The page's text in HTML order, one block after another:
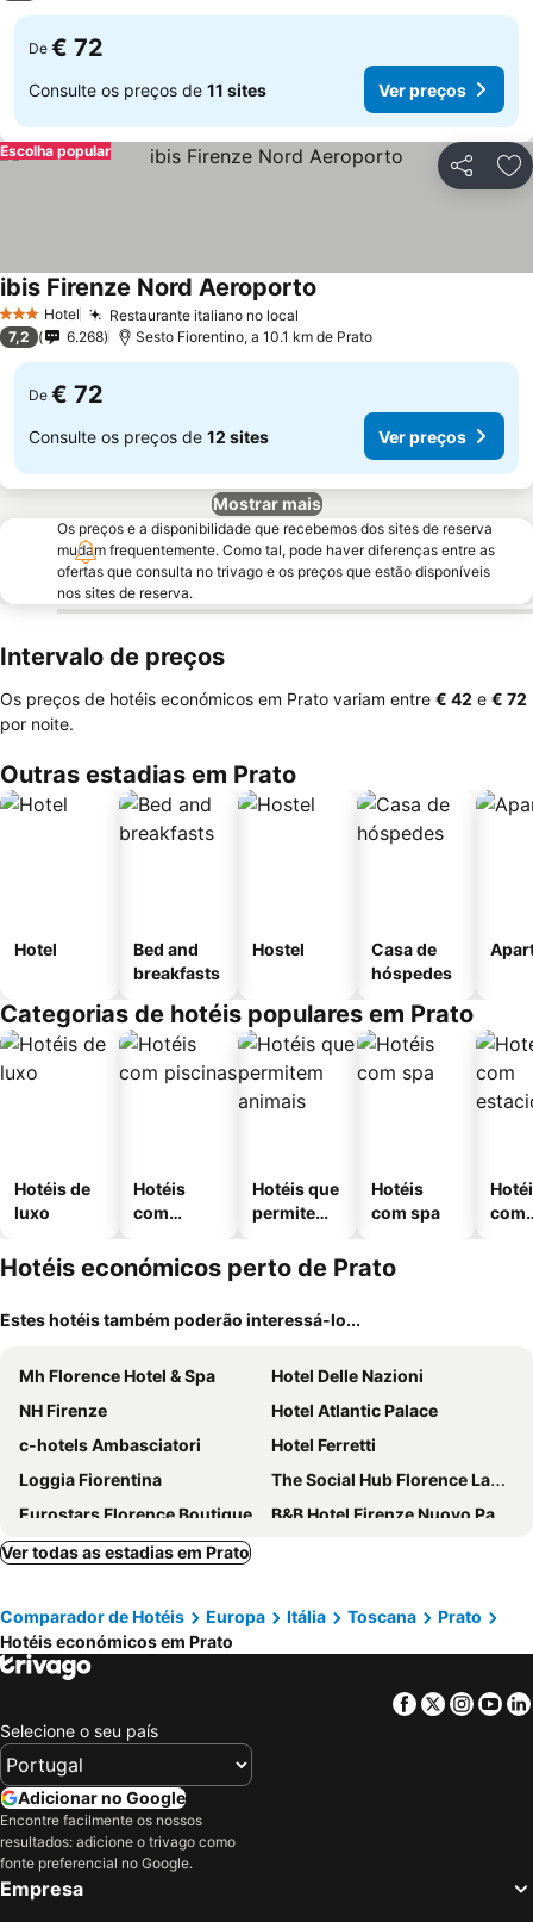
De € 72
Consulte os preços de 11 sites Ver preços
Partilhar
Escolha popular
3 EstrelasHotel Restaurante italiano no local
ibis Firenze Nord Aeroporto
7,2 6.268 Sesto Fiorentino, a 10.1 km de Prato
De € 72
Consulte os preços de 12 sites Ver preços
Mostrar mais
Os preços e a disponibilidade que recebemos dos sites de reserva
mudam frequentemente. Como tal, pode haver diferenças entre as
ofertas que consulta no trivago e os preços que estão disponíveis
nos sites de reserva.
Intervalo de preços
Os preços de hotéis económicos em Prato variam entre ‎€ 42 e ‎€ 72
por noite.
Outras estadias em Prato
Hotel
Bed and
breakfasts
Hostel
Casa de
hóspedes
Categorias de hotéis populares em Prato
Hotéis de
luxo
Hotéis
com
Hotéis que
permitem
Hotéis
com spa
com
Hotéis económicos perto de Prato
Estes hotéis também poderão interessá-lo...
Mh Florence Hotel & Spa
Hotel Delle Nazioni
NH Firenze
Hotel Atlantic Palace
c-hotels Ambasciatori
Hotel Ferretti
Loggia Fiorentina
The Social Hub Florence Lavagnini
Eurostars Florence Boutique
B&B Hotel Firenze Nuovo Palazzo Di Giustizia
B&B Hotel Firenze Novoli
Hotel Beatrice
Hotel Grifone Firenze
Hotel Luxor Florence
Hotel Duomo Firenze
Il Pitti Soggiorno
Hotel Lungarno
Florence Old Bridge B&B
FH55 Grand Hotel Mediterraneo
Hotel Mia Cara & Spa
Hotel S.Giorgio & Olimpic
Hotel Roma
Ver todas as estadias em Prato
Comparador de Hotéis Europa Itália Toscana
Prato
Hotéis económicos em Prato
Facebook
Twitter
Selecione o seu país
Adicionar no Google
Encontre facilmente os nossos
resultados: adicione o trivago como
fonte preferencial no Google.
Empresa